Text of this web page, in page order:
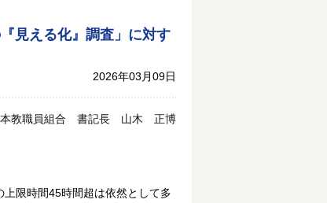
見える化』調査」に対す
2026年03月09日
本教職員組合 書記長 山木 正博
限時間45時間超は依然として多